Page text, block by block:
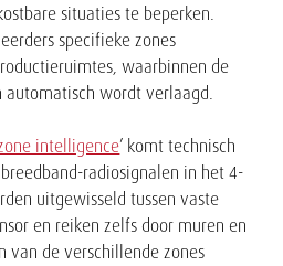
situaties te beperken.
specifieke zones
waarbinnen de
automatisch wordt verlaagd.
intelligence’ komt technisch
radiosignalen in het 4-
uitgewisseld tussen vaste
en reiken zelfs door muren en
van de verschillende zones